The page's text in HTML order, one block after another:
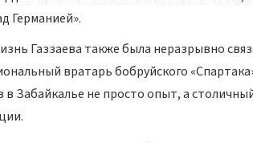
Германией».
Газзаева также была неразрывно
вратарь бобруйского
в Забайкалье не просто опыт, а